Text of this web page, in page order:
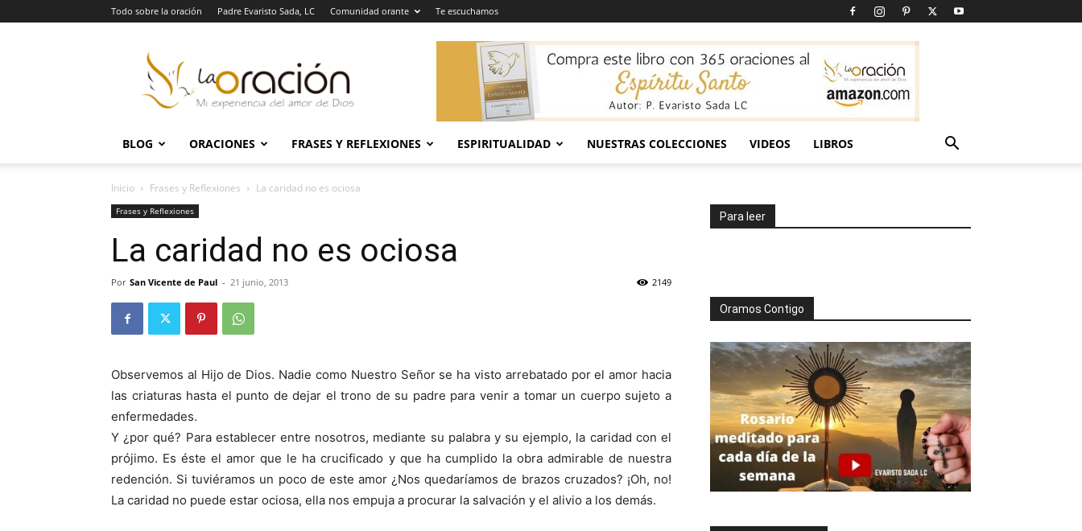
Todo sobre la oración Padre Evaristo Sada, LC Comunidad orante Te escuchamos
Oración
BLOG ORACIONES FRASES Y REFLEXIONES ESPIRITUALIDAD NUESTRAS COLECCIONES VIDEOS LIBROS
Inicio Frases y Reflexiones La caridad no es ociosa
Frases y Reflexiones
La caridad no es ociosa
Por San Vicente de Paul - 21 junio, 2013 2149
Observemos al Hijo de Dios. Nadie como Nuestro Señor se ha visto arrebatado por el amor hacia
las criaturas hasta el punto de dejar el trono de su padre para venir a tomar un cuerpo sujeto a
enfermedades.
Y ¿por qué? Para establecer entre nosotros, mediante su palabra y su ejemplo, la caridad con el
prójimo. Es éste el amor que le ha crucificado y que ha cumplido la obra admirable de nuestra
redención. Si tuviéramos un poco de este amor ¿Nos quedaríamos de brazos cruzados? ¡Oh, no!
La caridad no puede estar ociosa, ella nos empuja a procurar la salvación y el alivio a los demás.
Para leer
Oramos Contigo